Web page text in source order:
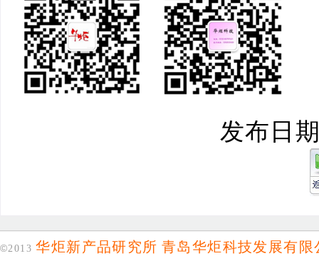
发布日
©2013华炬新产品研究所 青岛华炬科技发展有限